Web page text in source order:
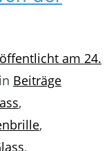
am 24.
Beiträge
,
,
,